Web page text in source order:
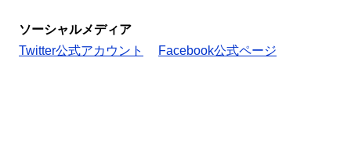
ソーシャルメディア
Twitter公式アカウント
Facebook公式ページ